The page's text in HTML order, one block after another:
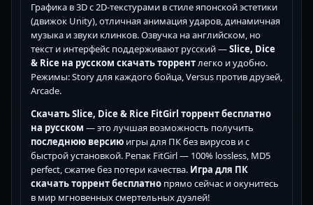
Графика в 3D с 2D-текстурами в стиле японской эстетики
(движок Unity), отличная анимация ударов, динамичная
музыка и звуки клинков. Озвучка на английском, но
текст и интерфейс поддерживают русский —Slice, Dice
& Rice на русском скачать торрентлегко и удобно.
Режимы: Story для каждого бойца, Versus против друзей,
Arcade.
Скачать Slice, Dice & Rice FitGirl торрент бесплатно
на русском — это лучшая возможность получить
последнюю версию игры для ПК без вирусов и с
быстрой установкой. Репак FitGirl — 100% lossless, MD5
perfect, сжатие без потери качества. Игра для ПК
скачать торрент бесплатно прямо сейчас и окунитесь
в мир мгновенных смертельных дуэлей!